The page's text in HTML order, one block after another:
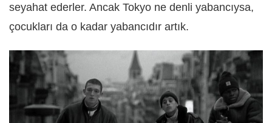
seyahat ederler. Ancak Tokyo ne denli yabancıysa,
çocukları da o kadar yabancıdır artık.